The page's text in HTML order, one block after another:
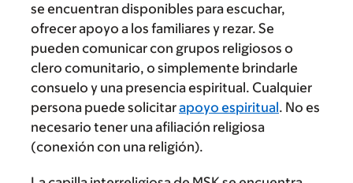
se encuentran disponibles para escuchar,
ofrecer apoyo a los familiares y rezar. Se
pueden comunicar con grupos religiosos o
clero comunitario, o simplemente brindarle
consuelo y una presencia espiritual. Cualquier
persona puede solicitarapoyo espiritual. No es
necesario tener una afiliación religiosa
(conexión con una religión).